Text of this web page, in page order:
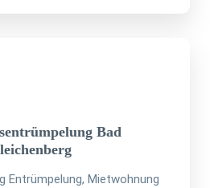
Bad
Entrümpelung, Mietwohnung